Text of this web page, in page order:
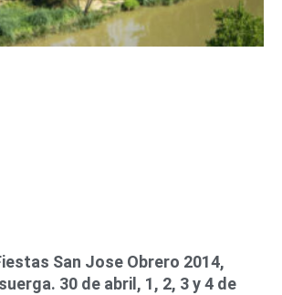
San Jose Obrero 2014,
30 de abril, 1, 2, 3 y 4 de